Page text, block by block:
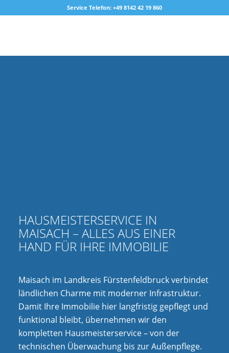
Service Telefon: +49 8142 42 19 860
HAUSMEISTERSERVICE IN
MAISACH – ALLES AUS EINER
HAND FÜR IHRE IMMOBILIE
Maisach im Landkreis Fürstenfeldbruck verbindet
ländlichen Charme mit moderner Infrastruktur.
Damit Ihre Immobilie hier langfristig gepflegt und
funktional bleibt, übernehmen wir den
kompletten Hausmeisterservice – von der
technischen Überwachung bis zur Außenpflege.